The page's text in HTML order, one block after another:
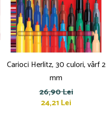
Carioci Herlitz, 30 culori, vârf 2
mm
26,90 Lei
24,21 Lei